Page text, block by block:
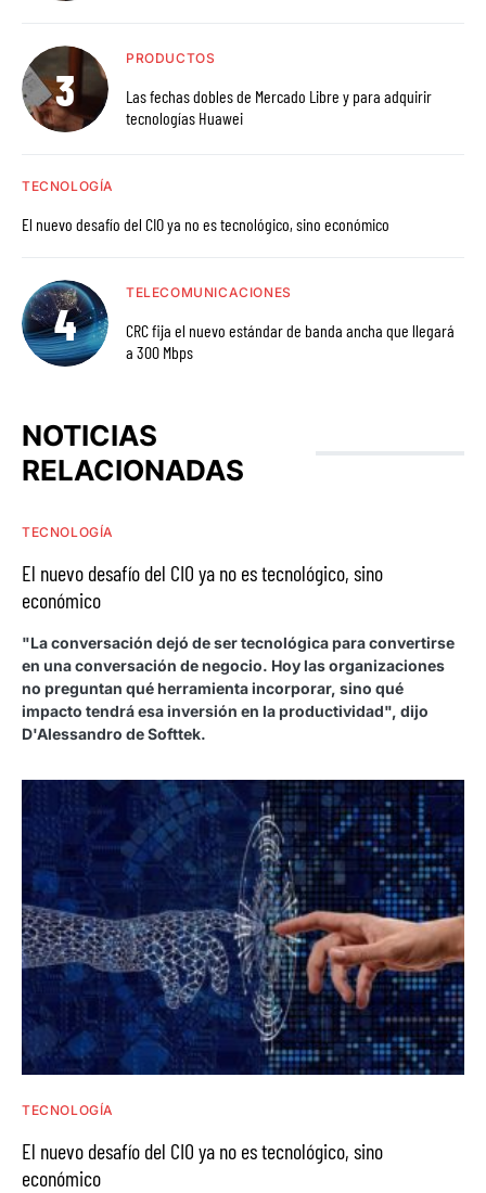
PRODUCTOS
Las fechas dobles de Mercado Libre y para adquirir
tecnologías Huawei
TECNOLOGÍA
El nuevo desafío del CIO ya no es tecnológico, sino económico
TELECOMUNICACIONES
CRC fija el nuevo estándar de banda ancha que llegará
a 300 Mbps
NOTICIAS
RELACIONADAS
TECNOLOGÍA
El nuevo desafío del CIO ya no es tecnológico, sino
económico
"La conversación dejó de ser tecnológica para convertirse
en una conversación de negocio. Hoy las organizaciones
no preguntan qué herramienta incorporar, sino qué
impacto tendrá esa inversión en la productividad", dijo
D'Alessandro de Softtek.
TECNOLOGÍA
El nuevo desafío del CIO ya no es tecnológico, sino
económico